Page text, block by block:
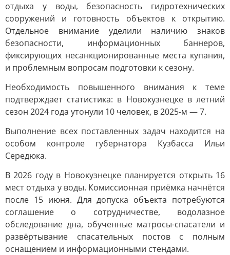
отдыха у воды, безопасность гидротехнических
сооружений и готовность объектов к открытию.
Отдельное внимание уделили наличию знаков
безопасности, информационных баннеров,
фиксирующих несанкционированные места купания,
и проблемным вопросам подготовки к сезону.
Необходимость повышенного внимания к теме
подтверждает статистика: в Новокузнецке в летний
сезон 2024 года утонули 10 человек, в 2025-м — 7.
Выполнение всех поставленных задач находится на
особом контроле губернатора Кузбасса Ильи
Середюка.
В 2026 году в Новокузнецке планируется открыть 16
мест отдыха у воды. Комиссионная приёмка начнётся
после 15 июня. Для допуска объекта потребуются
соглашение о сотрудничестве, водолазное
обследование дна, обученные матросы-спасатели и
развёртывание спасательных постов с полным
оснащением и информационными стендами.